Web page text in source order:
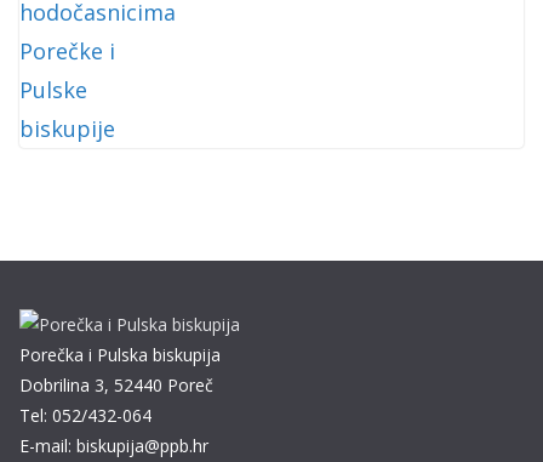
Porečka i Pulska biskupija
Dobrilina 3, 52440 Poreč
Tel: 052/432-064
E-mail: biskupija@ppb.hr